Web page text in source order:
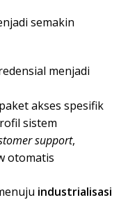
semakin
menjadi
akses spesifik
sistem
support,
otomatis
industrialisasi